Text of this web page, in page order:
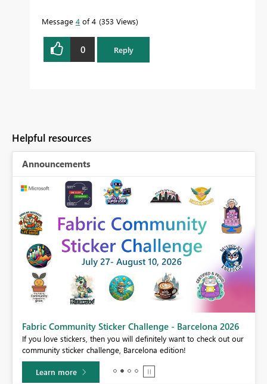
Message 4 of 4 353 Views
0 Reply
Helpful resources
Announcements
Fabric Community Sticker Challenge - Barcelona 2026
If you love stickers, then you will definitely want to check out our
community sticker challenge, Barcelona edition!
Learn more